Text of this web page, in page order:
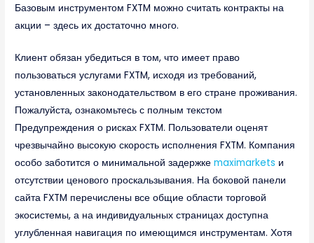
Базовым инструментом FXTM можно считать контракты на
акции – здесь их достаточно много.
Клиент обязан убедиться в том, что имеет право
пользоваться услугами FXTM, исходя из требований,
установленных законодательством в его стране проживания.
Пожалуйста, ознакомьтесь с полным текстом
Предупреждения о рисках FXTM. Пользователи оценят
чрезвычайно высокую скорость исполнения FXTM. Компания
особо заботится о минимальной задержкеmaximarkets и
отсутствии ценового проскальзывания. На боковой панели
сайта FXTM перечислены все общие области торговой
экосистемы, а на индивидуальных страницах доступна
углубленная навигация по имеющимся инструментам. Хотя